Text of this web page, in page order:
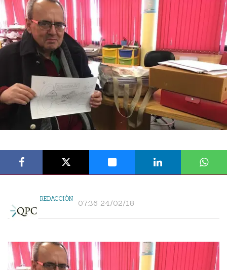
REDACCIÓN 07:36 24/02/18